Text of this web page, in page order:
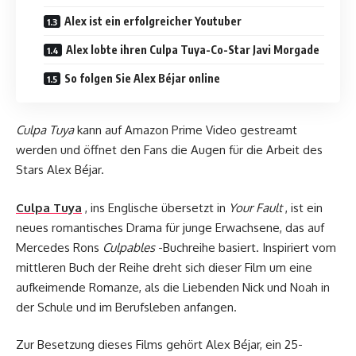
Alex ist ein erfolgreicher Youtuber
Alex lobte ihren Culpa Tuya-Co-Star Javi Morgade
So folgen Sie Alex Béjar online
Culpa Tuyakann auf Amazon Prime Video gestreamt
werden und öffnet den Fans die Augen für die Arbeit des
Stars Alex Béjar.
Culpa Tuya , ins Englische übersetzt in Your Fault, ist ein
neues romantisches Drama für junge Erwachsene, das auf
Mercedes Rons Culpables-Buchreihe basiert. Inspiriert vom
mittleren Buch der Reihe dreht sich dieser Film um eine
aufkeimende Romanze, als die Liebenden Nick und Noah in
der Schule und im Berufsleben anfangen.
Zur Besetzung dieses Films gehört Alex Béjar, ein 25-